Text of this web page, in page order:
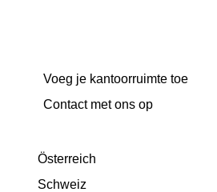
Voeg je kantoorruimte toe
Сontact met ons op
Österreich
Schweiz